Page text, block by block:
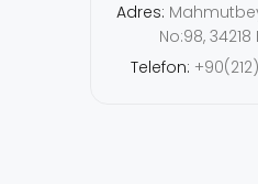
Adres:
No:98,
Telefon: